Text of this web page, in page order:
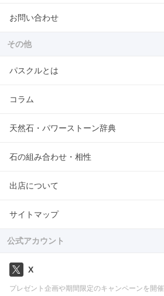
お問い合わせ
その他
パスクルとは
コラム
天然石・パワーストーン辞典
石の組み合わせ・相性
出店について
サイトマップ
公式アカウント
X
プレゼント企画や期間限定のキャンペーンを開催